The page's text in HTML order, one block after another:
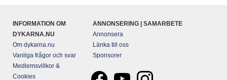
INFORMATION OM
DYKARNA.NU
Om dykarna.nu
Vanliga frågor och svar
Medlemsvillkor &
Cookies
ANNONSERING | SAMARBETE
Annonsera
Länka till oss
Sponsorer